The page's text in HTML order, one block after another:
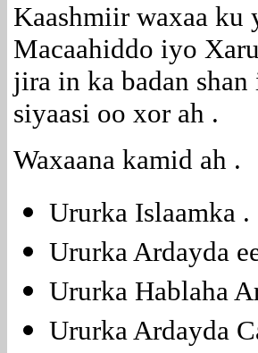
Kaashmiir waxaa ku
Macaahiddo iyo
jira in ka badan
siyaasi oo xor ah .
Waxaana kamid ah .
Ururka Islaamka .
Ururka Ardayda
Ururka Hablaha
Ururka Ardayda